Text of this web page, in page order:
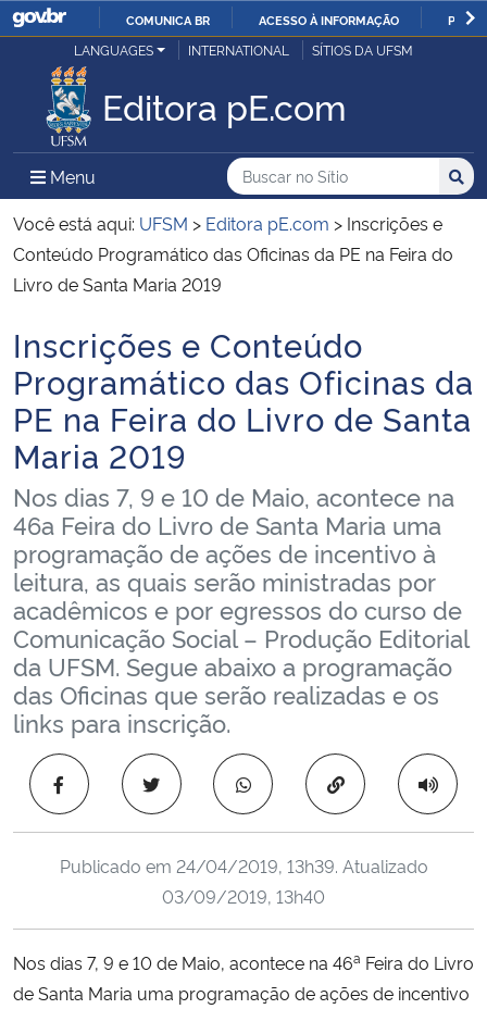
IR
O
COMUNICA BR ACESSO À INFORMAÇÃO
Ministério da Justiça e Segurança Pública
Ministério da Defesa
Ministério das Relações Exteriores
Ministério da Economia
Ministério da Infraestrutura
Ministério da Agricultura, Pecuária e Abastecimento
Ministério da Educação
Ministério da Cidadania
Ministério da Saúde
Ministério de Minas e Energia
Ministério da Ciência, Tecnologia, Inovações e Comunicações
Ministério do Meio Ambiente
Ministério do Turismo
Controladoria-Geral da União
Ministério da Mulher, da Família e dos Direitos Humanos
LANGUAGES INTERNATIONAL SÍTIOS DA UFSM
Editora pE.com
Menu Menu Principal do Sítio
Busca
Buscar no no Sítio
Busca:
Você está aqui: UFSM > Editora pE.com > Inscrições e
Conteúdo Programático das Oficinas da PE na Feira do
Livro de Santa Maria 2019
Início do conteúdo
Inscrições e Conteúdo
Programático das Oficinas da
PE na Feira do Livro de Santa
Maria 2019
Nos dias 7, 9 e 10 de Maio, acontece na
46a Feira do Livro de Santa Maria uma
programação de ações de incentivo à
leitura, as quais serão ministradas por
acadêmicos e por egressos do curso de
Comunicação Social – Produção Editorial
da UFSM. Segue abaixo a programação
das Oficinas que serão realizadas e os
links para inscrição.
Copiar para área
Publicado em 24/04/2019, 13h39. Atualizado
03/09/2019, 13h40
Nos dias 7, 9 e 10 de Maio, acontece na 46a Feira do Livro
de Santa Maria uma programação de ações de incentivo